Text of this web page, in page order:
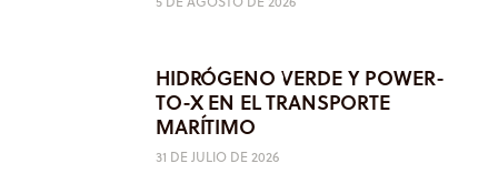
HIDRÓGENO VERDE Y POWER-
TO-X EN EL TRANSPORTE
MARÍTIMO
31 DE JULIO DE 2026